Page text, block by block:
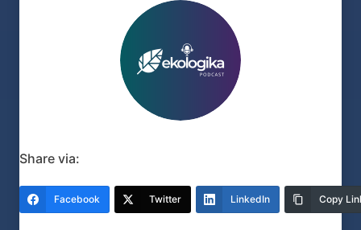
Share via:
Facebook Twitter LinkedIn Copy